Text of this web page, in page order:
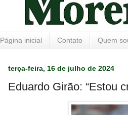
Página inicial Contato Quem
terça-feira, 16 de julho de 2024
Eduardo Girão: “Estou